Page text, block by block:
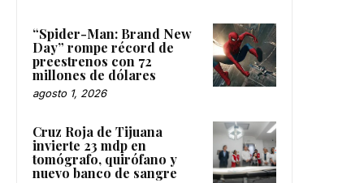
“Spider-Man: Brand New
Day” rompe récord de
preestrenos con 72
millones de dólares
agosto 1, 2026
Cruz Roja de Tijuana
invierte 23 mdp en
tomógrafo, quirófano y
nuevo banco de sangre